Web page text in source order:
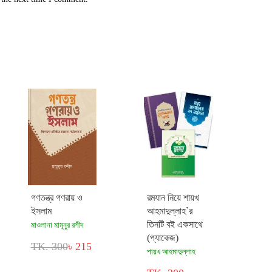
গণতন্ত্র গণরায় ও
ইসলাম
মাওলানা মামূনুর রশীদ
TK. 300৳ 215
রমযান নিয়ে শায়খ
আহমাদুল্লাহ`র
তিনটি বই একসাথে
(প্যাকেজ)
শায়খ আহমাদুল্লাহ